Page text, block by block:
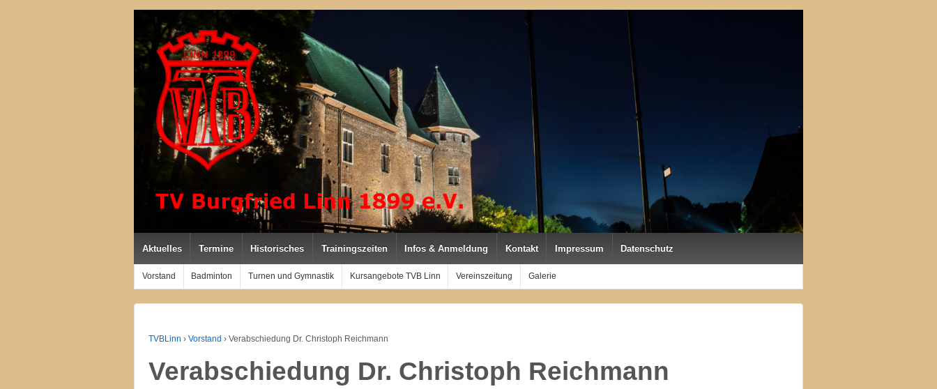
Aktuelles Termine Historisches Trainingszeiten Infos & Anmeldung Kontakt Impressum Datenschutz
Vorstand Badminton Turnen und Gymnastik Kursangebote TVB Linn Vereinszeitung Galerie
TVBLinn › Vorstand › Verabschiedung Dr. Christoph Reichmann
Verabschiedung Dr. Christoph Reichmann